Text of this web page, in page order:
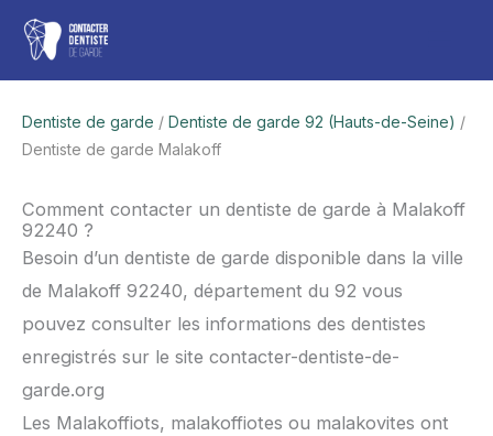
Aller
contenu
Dentiste de garde / Dentiste de garde 92 (Hauts-de-Seine) /
Dentiste de garde Malakoff
Comment contacter un dentiste de garde à Malakoff
92240 ?
Besoin d’un dentiste de garde disponible dans la ville
de Malakoff 92240, département du 92 vous
pouvez consulter les informations des dentistes
enregistrés sur le site contacter-dentiste-de-
garde.org
Les Malakoffiots, malakoffiotes ou malakovites ont